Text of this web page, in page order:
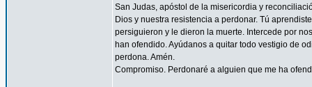
San Judas, apóstol de la misericordia y
Dios y nuestra resistencia a perdonar. Tú
persiguieron y le dieron la muerte. Intercede por
han ofendido. Ayúdanos a quitar todo vestigio de
perdona. Amén.
Compromiso. Perdonaré a alguien que me ha